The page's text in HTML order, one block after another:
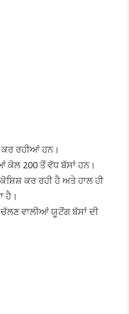
ਰਹੀਆਂ ਹਨ।
200 ਤੋਂ ਵੱਧ ਬੱਸਾਂ ਹਨ।
ਕਰ ਰਹੀ ਹੈ ਅਤੇ ਹਾਲ ਹੀ
ਹੈ।
ਵਾਲੀਆਂ ਯੂਟੋਂਗ ਬੱਸਾਂ ਦੀ